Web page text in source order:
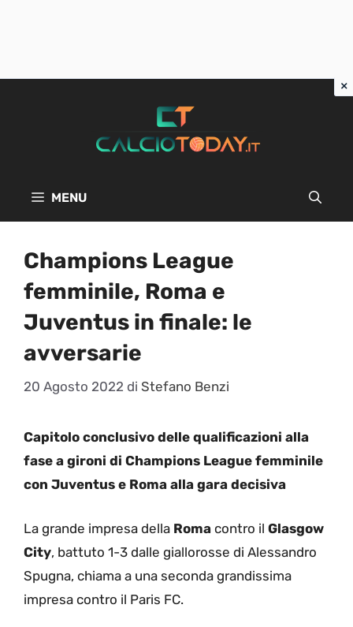
MENU
Champions League
femminile, Roma e
Juventus in finale: le
avversarie
20 Agosto 2022 di Stefano Benzi
Capitolo conclusivo delle qualificazioni alla
fase a gironi di Champions League femminile
con Juventus e Roma alla gara decisiva
La grande impresa della Roma contro il Glasgow
City, battuto 1-3 dalle giallorosse di Alessandro
Spugna, chiama a una seconda grandissima
impresa contro il Paris FC.